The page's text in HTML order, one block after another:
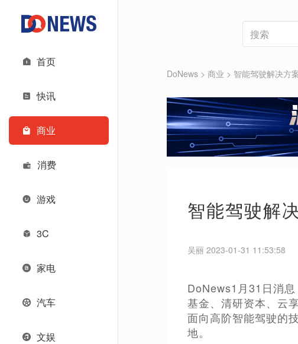
首页
快讯
商业
消费
游戏
3C
家电
汽车
文娱
DoNews > 商业 > 智能驾驶解决方
智能驾驶解
吴丽 2023-01-31 11:53:58
DoNews1月31日消
基金、清研资本、云
面向高阶智能驾驶的
地。